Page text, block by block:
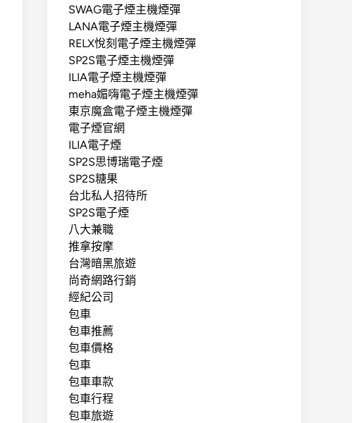
SWAG電子煙主機煙彈
LANA電子煙主機煙彈
RELX悅刻電子煙主機煙彈
SP2S電子煙主機煙彈
ILIA電子煙主機煙彈
meha媚嗨電子煙主機煙彈
東京魔盒電子煙主機煙彈
電子煙官網
ILIA電子煙
SP2S思博瑞電子煙
SP2S糖果
台北私人招待所
SP2S電子煙
八大兼職
推拿按摩
台灣暗黑旅遊
尚奇網路行銷
經紀公司
包車
包車推薦
包車價格
包車
包車車款
包車行程
包車旅遊